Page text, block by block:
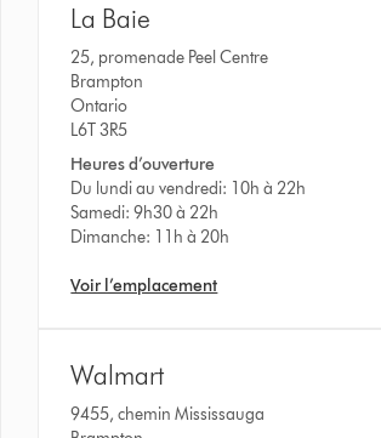
La Baie
25, promenade Peel Centre
Brampton
Ontario
L6T 3R5
Heures d’ouverture
Du lundi au vendredi: 10h à 22h
Samedi: 9h30 à 22h
Dimanche: 11h à 20h
Voir l’emplacement
Walmart
9455, chemin Mississauga